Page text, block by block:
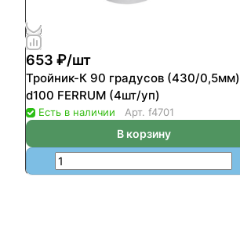
653 ₽/шт
Тройник-К 90 градусов (430/0,5мм)
d100 FERRUM (4шт/уп)
Есть в наличии Арт. f4701
В корзину